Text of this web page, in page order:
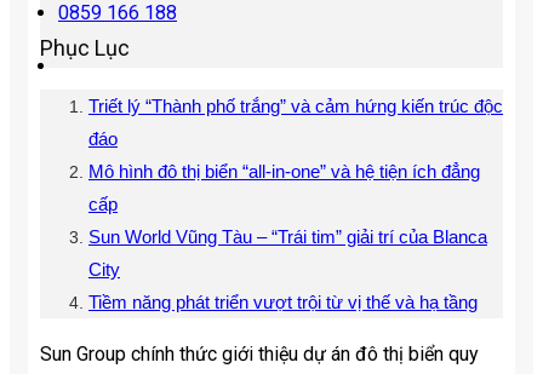
0859 166 188
Phục Lục
Triết lý “Thành phố trắng” và cảm hứng kiến trúc độc
đáo
Mô hình đô thị biển “all-in-one” và hệ tiện ích đẳng
cấp
Sun World Vũng Tàu – “Trái tim” giải trí của Blanca
City
Tiềm năng phát triển vượt trội từ vị thế và hạ tầng
Sun Group chính thức giới thiệu dự án đô thị biển quy